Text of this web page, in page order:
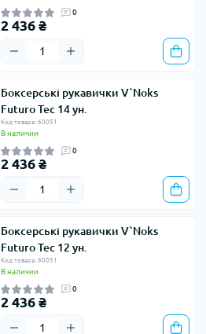
0
2 436 ₴
Боксерські рукавички V`Noks
Futuro Tec 14 ун.
Код товара: 60051
В наличии
0
2 436 ₴
Боксерські рукавички V`Noks
Futuro Tec 12 ун.
Код товара: 60051
В наличии
0
2 436 ₴